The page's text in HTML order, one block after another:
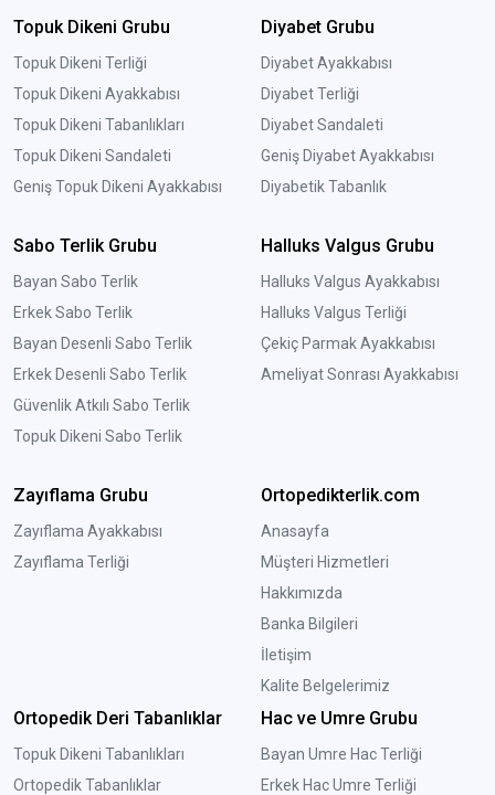
Topuk Dikeni Grubu
Topuk Dikeni Terliği
Topuk Dikeni Ayakkabısı
Topuk Dikeni Tabanlıkları
Topuk Dikeni Sandaleti
Geniş Topuk Dikeni Ayakkabısı
Diyabet Grubu
Diyabet Ayakkabısı
Diyabet Terliği
Diyabet Sandaleti
Geniş Diyabet Ayakkabısı
Diyabetik Tabanlık
Sabo Terlik Grubu
Bayan Sabo Terlik
Erkek Sabo Terlik
Bayan Desenli Sabo Terlik
Erkek Desenli Sabo Terlik
Güvenlik Atkılı Sabo Terlik
Topuk Dikeni Sabo Terlik
Halluks Valgus Grubu
Halluks Valgus Ayakkabısı
Halluks Valgus Terliği
Çekiç Parmak Ayakkabısı
Ameliyat Sonrası Ayakkabısı
Zayıflama Grubu
Zayıflama Ayakkabısı
Zayıflama Terliği
Ortopedikterlik.com
Anasayfa
Müşteri Hizmetleri
Hakkımızda
Banka Bilgileri
İletişim
Kalite Belgelerimiz
Ortopedik Deri Tabanlıklar
Topuk Dikeni Tabanlıkları
Ortopedik Tabanlıklar
Hac ve Umre Grubu
Bayan Umre Hac Terliği
Erkek Hac Umre Terliği